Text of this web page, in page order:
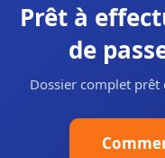
Prêt à
de
Dossier complet prêt